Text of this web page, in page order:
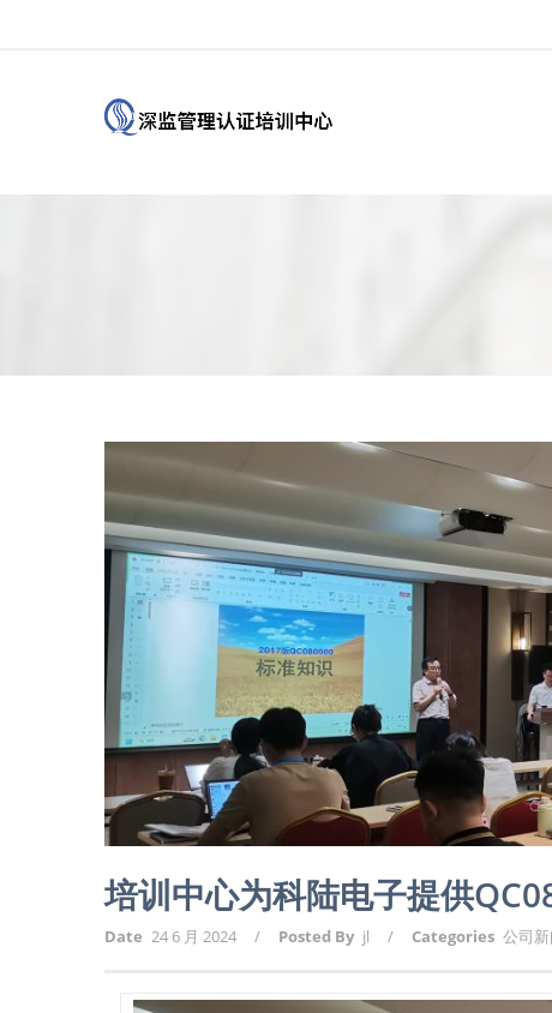
培训中心为科陆电子提供
Date 24 6 月 2024 / Posted By jl / Categories 公司